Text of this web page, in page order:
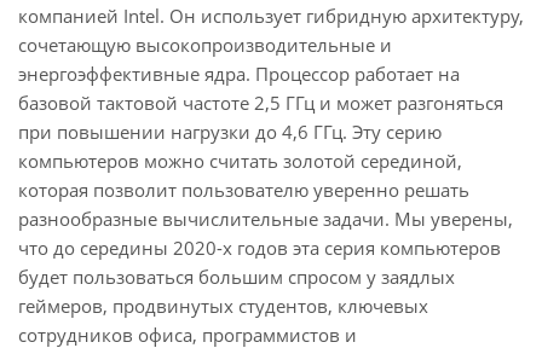
компанией Intel. Он использует гибридную архитектуру,
сочетающую высокопроизводительные и
энергоэффективные ядра. Процессор работает на
базовой тактовой частоте 2,5 ГГц и может разгоняться
при повышении нагрузки до 4,6 ГГц. Эту серию
компьютеров можно считать золотой серединой,
которая позволит пользователю уверенно решать
разнообразные вычислительные задачи. Мы уверены,
что до середины 2020-х годов эта серия компьютеров
будет пользоваться большим спросом у заядлых
геймеров, продвинутых студентов, ключевых
сотрудников офиса, программистов и